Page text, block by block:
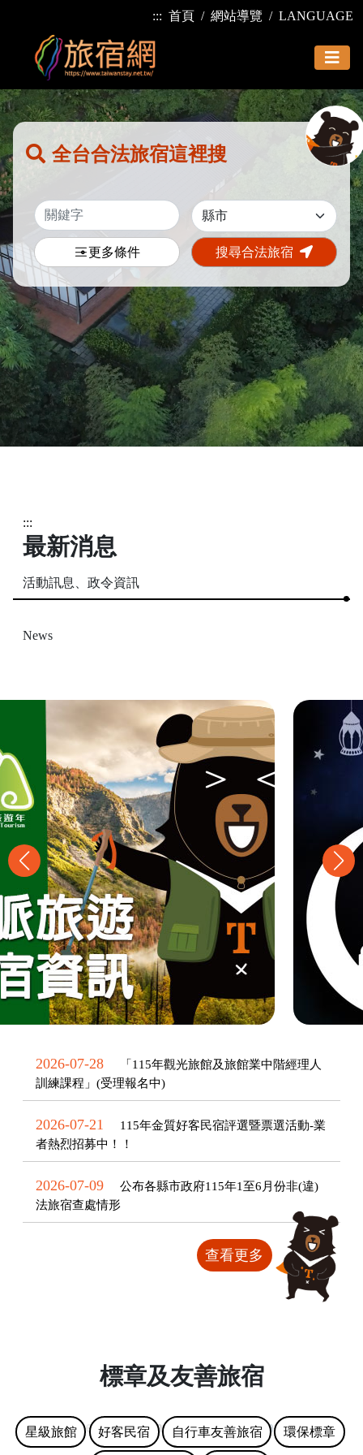
::: 首頁 網站導覽 LANGUAGE
全台合法旅宿這裡搜
更多條件 搜尋合法旅宿
:::
最新消息
活動訊息、政令資訊
News
2026-07-28
「115年觀光旅館及旅館業中階經理人
訓練課程」(受理報名中)
2026-07-21
115年金質好客民宿評選暨票選活動-業
者熱烈招募中！！
2026-07-09
公布各縣市政府115年1至6月份非(違)
法旅宿查處情形
查看更多
標章及友善旅宿
星級旅館 好客民宿 自行車友善旅宿 環保標章